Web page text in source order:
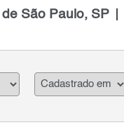
São Paulo, SP